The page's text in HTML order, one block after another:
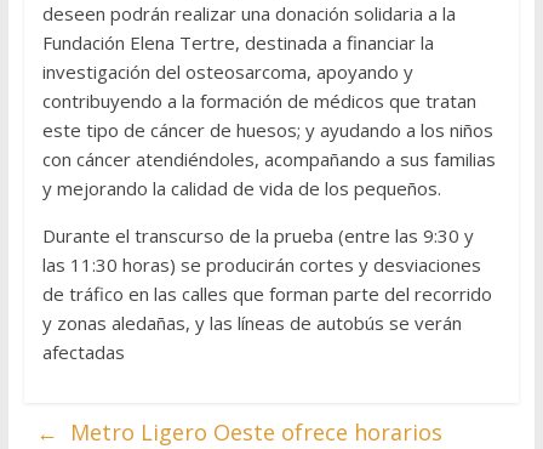
deseen podrán realizar una donación solidaria a la
Fundación Elena Tertre, destinada a financiar la
investigación del osteosarcoma, apoyando y
contribuyendo a la formación de médicos que tratan
este tipo de cáncer de huesos; y ayudando a los niños
con cáncer atendiéndoles, acompañando a sus familias
y mejorando la calidad de vida de los pequeños.
Durante el transcurso de la prueba (entre las 9:30 y
las 11:30 horas) se producirán cortes y desviaciones
de tráfico en las calles que forman parte del recorrido
y zonas aledañas, y las líneas de autobús se verán
afectadas
←
Metro Ligero Oeste ofrece horarios